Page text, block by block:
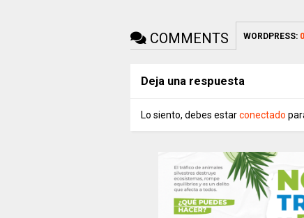
COMMENTS WORDPRESS: 0
Deja una respuesta
Lo siento, debes estarconectado